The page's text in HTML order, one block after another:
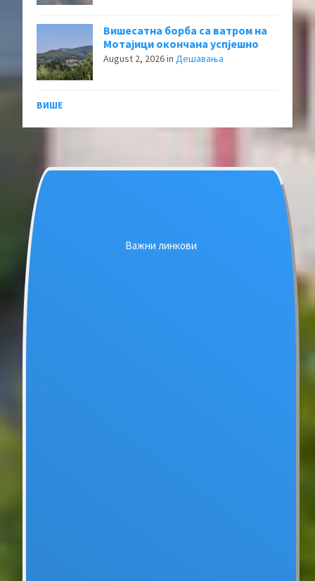
Вишесатна борба са ватром на
Мотајици окончана успјешно
August 2, 2026in Дешавања
ВИШЕ
Важни линкови